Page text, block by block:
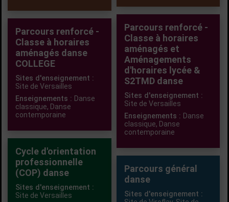
Parcours renforcé -
Classe à horaires
aménagés et
Aménagements
d'horaires lycée &
S2TMD danse
Sites d'enseignement :
Site de Versailles
Enseignements : Danse
classique, Danse
contemporaine
Parcours renforcé -
Classe à horaires
aménagés danse
COLLEGE
Sites d'enseignement :
Site de Versailles
Enseignements : Danse
classique, Danse
contemporaine
Cycle d'orientation
professionnelle
(COP) danse
Sites d'enseignement :
Site de Versailles
Parcours général
danse
Sites d'enseignement :